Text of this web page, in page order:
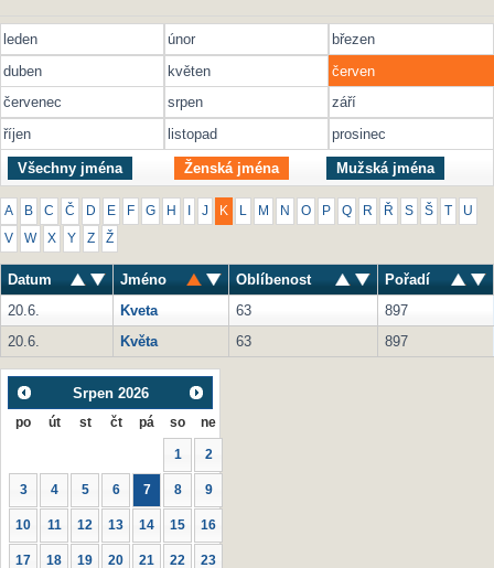
leden únor
březen
duben
květen
červen
červenec
srpen
září
říjen
listopad prosinec
Všechny jména Ženská jména Mužská jména
A B C Č D E F G H J K M N O P Q R Ř S Š U
V W X Y Z Ž
Datum Jméno Oblíbenost
Pořadí
20.6.
Kveta 63
897
20.6.
Květa 63 897
Srpen 2026
po út st čt pá so ne
1 2
3 4 5 6 7 8 9
10 11 12 13 14 15 16
17 18 19 20 21 22 23